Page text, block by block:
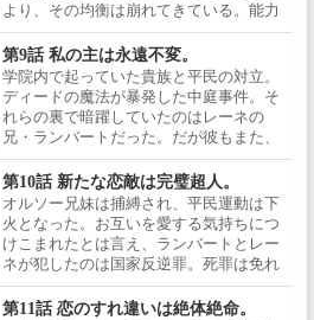
でいく。かくして『創立記念祭』の幕が
より、その均衡は崩れてきている。能力
主義を掲げるロセイユ国王によって、学
院内においては貴族も平民も平等を謳っ
ていたのだが、それでも差別は存在し、
不満を持った学院生が平等を求めて平民
運動を起こしていた。貴族と平民の間に
緊張感が漂う中、ユーの側仕えであるデ
で大怪我を負わせてしまう。
第9話 私の主は永遠不変。
学院内で起っていた貴族と平民の対立。
ディードの魔法が暴発した中庭事件。そ
れらの裏で暗躍していたのはレーネの
兄・ランバートだった。だが彼もまた、
隣国であるナー帝国に愛する妹・レーネ
の命を人質に、国を裏切るような企てに
加担させられていた。その見返りはレー
ネとの国外脱出。突如現れた仮面の男の
加勢もあり、貴族を殺すべく学院に解き
放たれてしまった魔物キマイラを、レイ
る。
第10話 新たな恋敵は完璧超人。
オルソー兄妹は捕縛され、平民運動は下
火となった。お互いを愛する気持ちにつ
けこまれたとは言え、ランバートとレー
ネが犯したのは国家反逆罪。死罪は免れ
ないとされていたが、クレア、そしてセ
インの助命嘆願を国王が受け入れ、国外
第11話 恋のすれ違いは絶体絶命。